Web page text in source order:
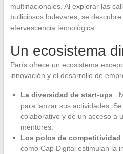
multinacionales. Al explorar las
bulliciosos bulevares, se
efervescencia tecnológica.
Un ecosistema
París ofrece un ecosistema
innovación y el desarrollo de
La diversidad de start-ups :
para lanzar sus actividades.
colaborativo y de un acceso a
mentores.
Los polos de competitividad
como Cap Digital estimulan la